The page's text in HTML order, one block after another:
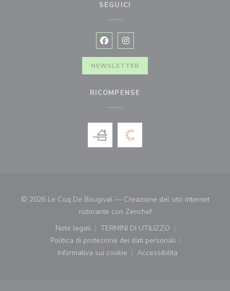
SEGUICI
Facebook ((apre una nuova
Instagram ((apre una nuova
NEWSLETTER
RICOMPENSE
© 2026 Le Coq De Bougival — Creazione del sito internet
ristorante con Zenchef((apre una nuova
Note legali
((apre una nuova finestra))
TERMINI DI UTILIZZO
((apre una nuova finestra))
Politica di protezione dei dati personali
((apre una nuova finestra))
Informativa sui cookie
((apre una nuova finestra))
Accessibilita
((apre una nuova